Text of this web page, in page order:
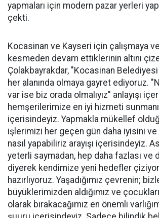
yapmaları için modern pazar yerleri
çekti.
Kocasinan ve Kayseri için çalışmaya
kesmeden devam ettiklerinin altını
Çolakbayrakdar, "Kocasinan Belediyesi
her alanında olmaya gayret ediyoruz.
var ise biz orada olmalıyız" anlayışı
hemşerilerimize en iyi hizmeti
içerisindeyiz. Yapmakla mükellef
işlerimizi her geçen gün daha iyisini ve
nasıl yapabiliriz arayışı içerisindeyiz.
yeterli saymadan, hep daha fazlası ve
diyerek kendimize yeni hedefler
hazırlıyoruz. Yaşadığımız çevrenin;
büyüklerimizden aldığımız ve
olarak bırakacağımız en önemli